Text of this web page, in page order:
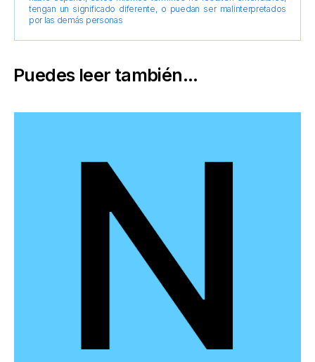
tengan un significado diferente, o puedan ser malinterpretados
por las demás personas
Puedes leer también...